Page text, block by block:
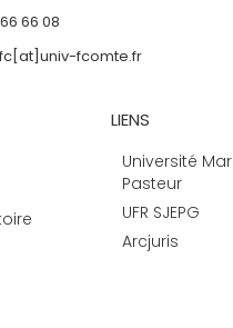
66 08
fcomte.fr
LIENS
Université
Pasteur
UFR SJEPG
Arcjuris